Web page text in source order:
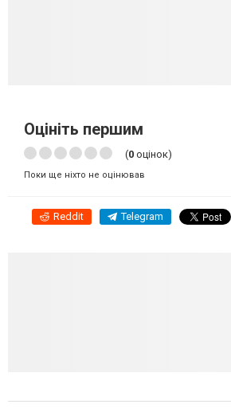
Оцініть першим
(0 оцінок)
Поки ще ніхто не оцінював
Reddit Telegram